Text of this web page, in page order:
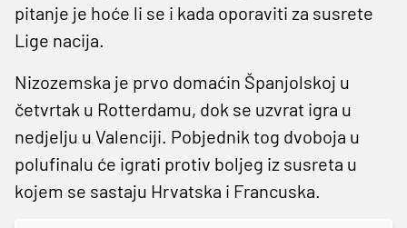
pitanje je hoće li se i kada oporaviti za susrete
Lige nacija.
Nizozemska je prvo domaćin Španjolskoj u
četvrtak u Rotterdamu, dok se uzvrat igra u
nedjelju u Valenciji. Pobjednik tog dvoboja u
polufinalu će igrati protiv boljeg iz susreta u
kojem se sastaju Hrvatska i Francuska.